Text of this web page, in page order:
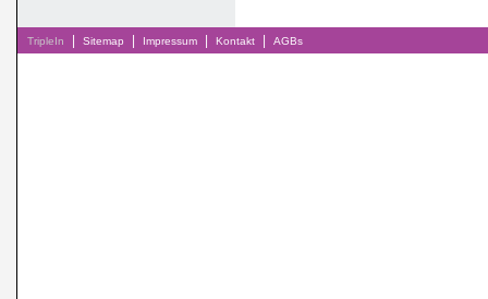
TripleIn Sitemap Impressum Kontakt AGBs